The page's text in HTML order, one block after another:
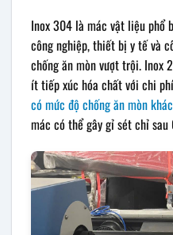
Inox 304 là mác vật liệu phổ
công nghiệp, thiết bị y tế và
chống ăn mòn vượt trội. Inox
ít tiếp xúc hóa chất với chi
có mức độ chống ăn mòn
mác có thể gây gỉ sét chỉ sau